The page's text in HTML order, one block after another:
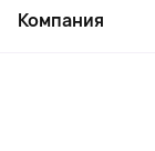
Косметика и уход
Как заказать
Компания